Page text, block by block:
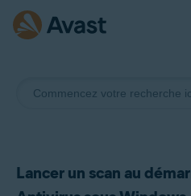
Lancer un scan au